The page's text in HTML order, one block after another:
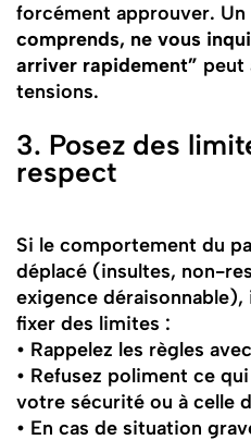
forcément approuver. Un
comprends, ne vous
arriver rapidement” peut
tensions.
3. Posez des
respect
Si le comportement du
déplacé (insultes, non-
exigence
fixer des limites :
• Rappelez les règles
• Refusez poliment ce
votre sécurité ou à celle
• En cas de situation